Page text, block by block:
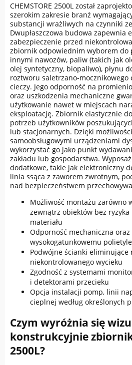
CHEMSTORE 2500L został
szerokim zakresie branż
substancji wrażliwych na czynniki
Dwupłaszczowa budowa zapewnia
zabezpieczenie przed
zbiornik odpowiednim wyborem do
innymi nawozów, paliw (takich jak
olej syntetyczny, biopaliwo), płynu
roztworu saletrzano-mocznikowego
cieczy. Jego odporność na
oraz uszkodzenia mechaniczne
użytkowanie nawet w miejscach
eksploatację. Zbiornik elastycznie
potrzeb użytkowników
lub stacjonarnych. Dzięki
samoobsługowymi urządzeniami
wykorzystać go jako punkt
zakładu lub gospodarstwa.
dodatkowe, takie jak elektroniczny
linia ssąca z zaworem zwrotnym,
nad bezpieczeństwem
Możliwość montażu zarówno
zewnątrz obiektów bez
materiału
Odporność mechaniczna
wysokogatunkowemu
Podwójne ścianki eliminujące
niekontrolowanego wycieku
Zgodność z systemami
i detektorami przecieku
Opcja instalacji pomp, linii
cieplnej według określonych
Czym wyróżnia się
konstrukcyjnie zbiornik
2500L?